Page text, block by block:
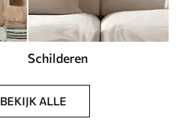
Schilderen
BEKIJK ALLE